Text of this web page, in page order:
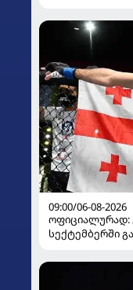
09:00/06-08-2026
ოფიციალურად:
სექტემბერში